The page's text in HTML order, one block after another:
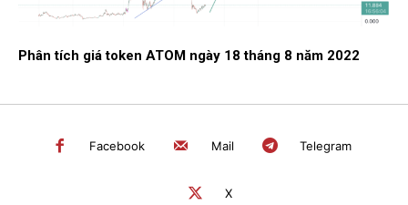
Phân tích giá token ATOM ngày 18 tháng 8 năm 2022
Facebook Mail Telegram
X